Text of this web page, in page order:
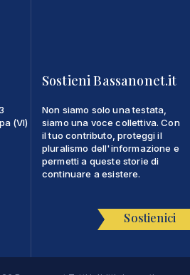
(VI)
Sostieni Bassanonet.it
Non siamo solo una testata,
siamo una voce collettiva. Con
il tuo contributo, proteggi il
pluralismo dell'informazione e
permetti a queste storie di
continuare a esistere.
Sostienici